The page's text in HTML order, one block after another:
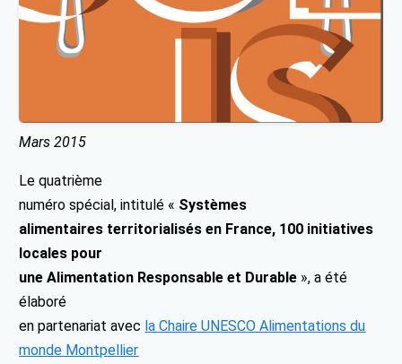
Mars 2015
Le quatrième
numéro spécial, intitulé « Systèmes
alimentaires territorialisés en France, 100 initiatives
locales pour
une Alimentation Responsable et Durable », a été
élaboré
en partenariat avec la Chaire UNESCO Alimentations du
monde Montpellier